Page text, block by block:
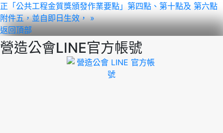
正「公共工程金質獎頒發作業要點」第四點、第十點及 第六點
附件五，並自即日生效， »
返回頂部
營造公會LINE官方帳號